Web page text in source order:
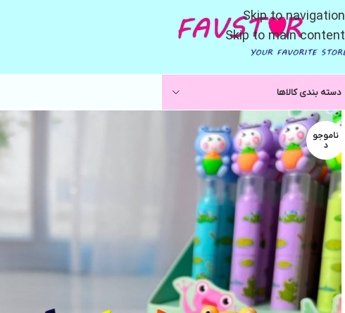
Skip to navigation
Skip to main content
دسته بندی کالاها
ناموجو
د